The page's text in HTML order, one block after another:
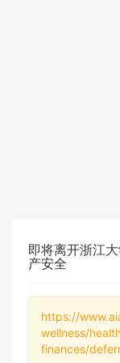
即将离开浙江
产安全
https://
wellness/
finances/